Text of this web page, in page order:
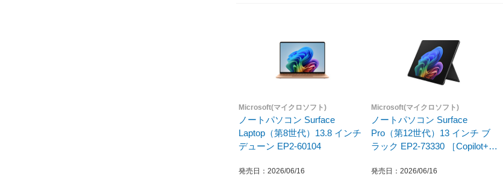
Microsoft(マイクロソフト)
ノートパソコン Surface
Laptop（第8世代）13.8 インチ
デューン EP2-60104
発売日：2026/06/16
Microsoft(マイクロソフト)
ノートパソコン Surface
Pro（第12世代）13 インチ ブ
ラック EP2-73330 ［Copilot+
/Snapdragon X2 Plus /メモリ：
発売日：2026/06/16